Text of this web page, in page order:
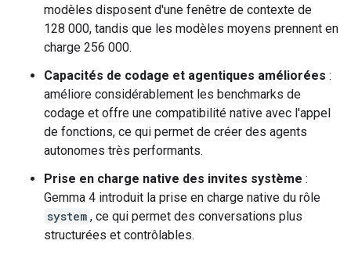
modèles disposent d'une fenêtre de contexte de
128 000, tandis que les modèles moyens prennent en
charge 256 000.
Capacités de codage et agentiques améliorées :
améliore considérablement les benchmarks de
codage et offre une compatibilité native avec l'appel
de fonctions, ce qui permet de créer des agents
autonomes très performants.
Prise en charge native des invites système :
Gemma 4 introduit la prise en charge native du rôle
system , ce qui permet des conversations plus
structurées et contrôlables.